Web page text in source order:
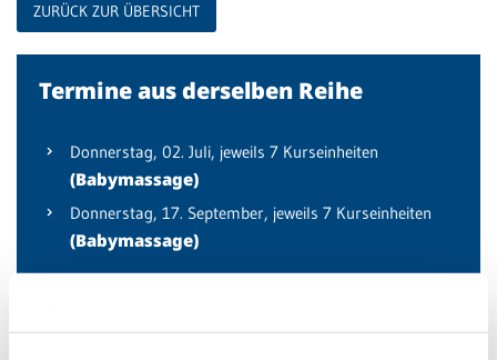
ZURÜCK ZUR ÜBERSICHT
Termine aus derselben Reihe
Donnerstag, 02. Juli, jeweils 7 Kurseinheiten
(Babymassage)
Donnerstag, 17. September, jeweils 7 Kurseinheiten
(Babymassage)